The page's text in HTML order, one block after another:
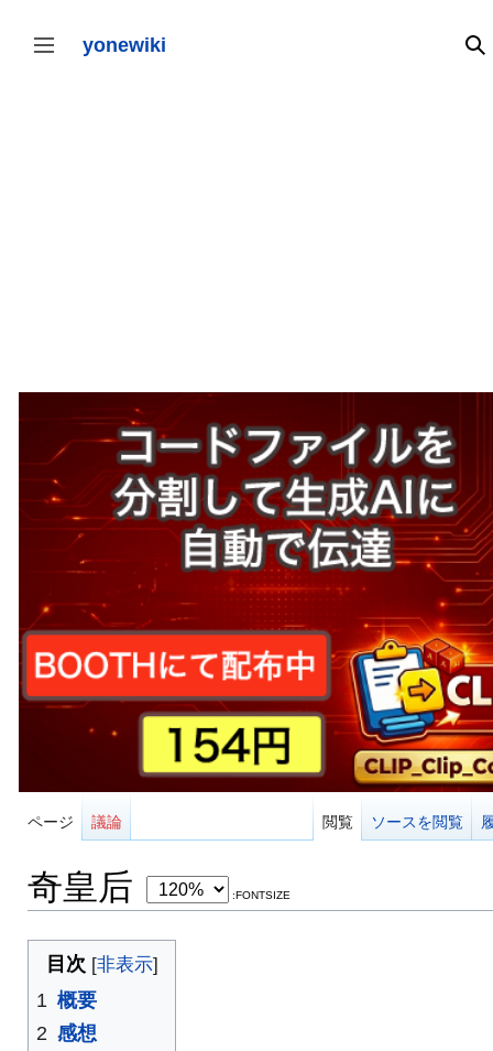
テ
サイドバーの切り替え yonewiki 検
ページ 議論 閲覧 ソースを閲覧
奇皇后 :FONTSIZE
目次
1 概要
2 感想